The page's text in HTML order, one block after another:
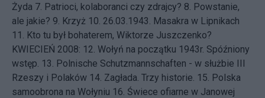
Żyda 7. Patrioci, kolaboranci czy zdrajcy? 8. Powstanie,
ale jakie? 9. Krzyż 10. 26.03.1943. Masakra w Lipnikach
11.
Kto tu był bohaterem, Wiktorze Juszczenko?
KWIECIEŃ 2008: 12. Wołyń na początku 1943r. Spóźniony
wstęp. 13. Polnische Schutzmannschaften - w służbie III
Rzeszy i Polaków 14. Zagłada. Trzy historie. 15. Polska
samoobrona na Wołyniu 16. Świece ofiarne w Janowej